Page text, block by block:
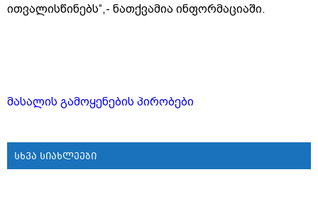
ითვალისწინებს“,- ნათქვამია ინფორმაციაში.
მასალის გამოყენების პირობები
სხვა სიახლეები